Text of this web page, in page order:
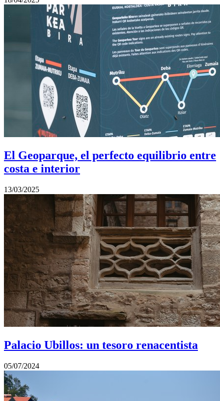
El Geoparque, el perfecto equilibrio entre
costa e interior
13/03/2025
Palacio Ubillos: un tesoro renacentista
05/07/2024